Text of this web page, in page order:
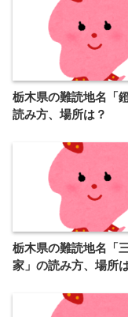
栃木県の難読地名「
読み方、場所は？
栃木県の難読地名「
家」の読み方、場所